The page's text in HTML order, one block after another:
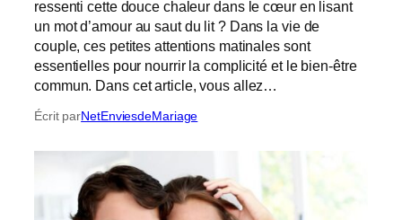
ressenti cette douce chaleur dans le cœur en lisant
un mot d’amour au saut du lit ? Dans la vie de
couple, ces petites attentions matinales sont
essentielles pour nourrir la complicité et le bien-être
commun. Dans cet article, vous allez…
Écrit parNetEnviesdeMariage